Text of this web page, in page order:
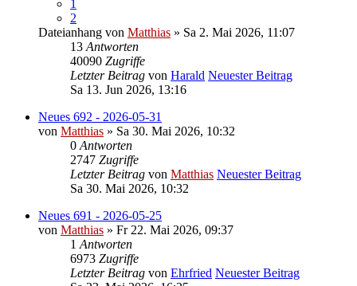
1
2
Dateianhang von Matthias » Sa 2. Mai 2026, 11:07
13 Antworten
40090 Zugriffe
Letzter Beitrag von Harald Neuester Beitrag
Sa 13. Jun 2026, 13:16
Neues 692 - 2026-05-31
von Matthias » Sa 30. Mai 2026, 10:32
0 Antworten
2747 Zugriffe
Letzter Beitrag von Matthias Neuester Beitrag
Sa 30. Mai 2026, 10:32
Neues 691 - 2026-05-25
von Matthias » Fr 22. Mai 2026, 09:37
1 Antworten
6973 Zugriffe
Letzter Beitrag von Ehrfried Neuester Beitrag